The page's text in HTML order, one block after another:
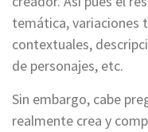
temática, variaciones
contextuales,
de personajes, etc.
Sin embargo, cabe
realmente crea y